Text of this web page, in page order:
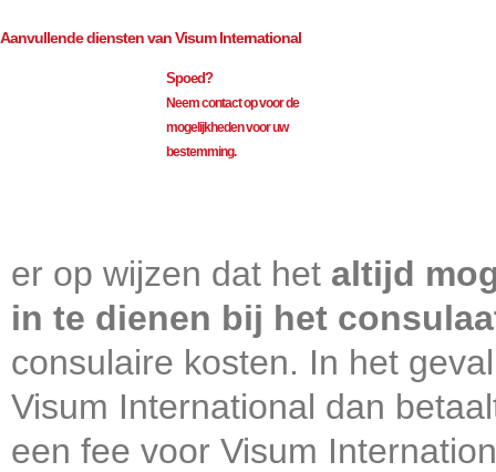
Aanvullende diensten van Visum International
Spoed?
Neem contact op voor de
mogelijkheden voor uw
bestemming.
er op wijzen dat het altijd
in te dienen bij het
consulaire kosten. In het
Visum International dan
een fee voor Visum